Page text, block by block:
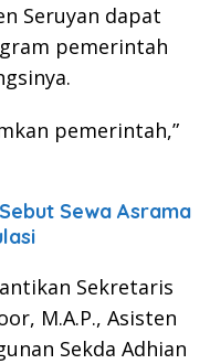
Seruyan dapat
pemerintah
pemerintah,”
Sewa Asrama
Sekretaris
M.A.P., Asisten
Sekda Adhian